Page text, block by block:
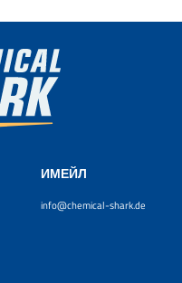
ИМЕЙЛ
info@chemical-shark.de